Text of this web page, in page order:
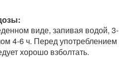
виде, запивая водой, 3-
4-6 ч. Перед употреблением
хорошо взболтать.